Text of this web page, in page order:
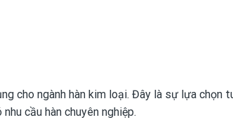
cho ngành hàn kim loại. Đây là sự lựa chọn
cầu hàn chuyên nghiệp.